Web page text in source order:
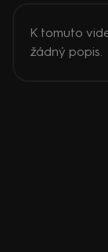
K tomuto
žádný popis.